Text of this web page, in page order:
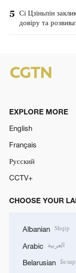
5 Сі Цзіньпін
довіру та
EXPLORE MORE
English
Français
Русский
CCTV+
CHOOSE YOUR
Albanian Shqip
Arabic العربية
Belarusian